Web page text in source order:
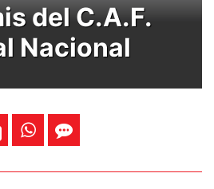
del C.A.F.
Nacional